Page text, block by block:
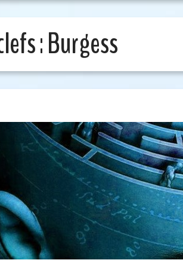
:Burgess